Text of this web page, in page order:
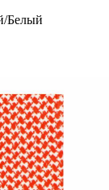
Белый